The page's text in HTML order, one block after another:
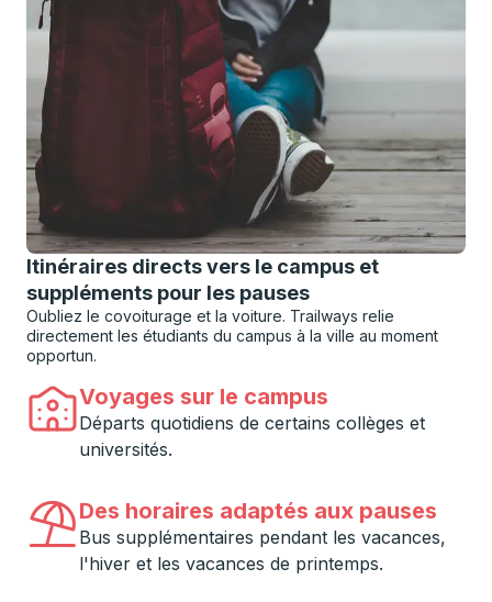
Itinéraires directs vers le campus et
suppléments pour les pauses
Oubliez le covoiturage et la voiture. Trailways relie
directement les étudiants du campus à la ville au moment
opportun.
Voyages sur le campus
Départs quotidiens de certains collèges et
universités.
Des horaires adaptés aux pauses
Bus supplémentaires pendant les vacances,
l'hiver et les vacances de printemps.